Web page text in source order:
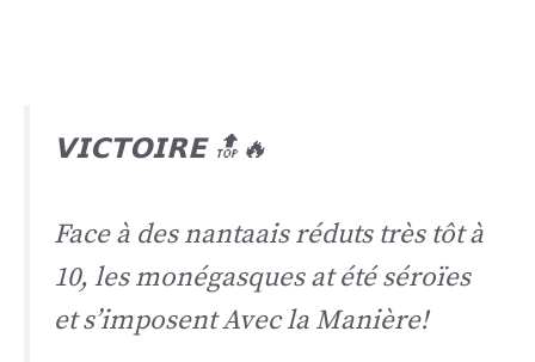
𝗩𝗜𝗖𝗧𝗢𝗜𝗥𝗘 🔝🔥
Face à des nantaais réduts très tôt à
10, les monégasques at été séroïes
et s’imposent Avec la Manière!